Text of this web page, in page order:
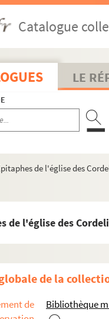
Catalogue
LE
de l'église des
de l'église des
de la
de
Bibliothèque
des diverses
de fondation de l'hôpital de
de la municipalité du
des actes de fondation
des droictures... que
oeconomique des salines
des personnes qu'il
gravures en taille-douce
[par Jean-Jacques
du puits à muyre du
par le comte Jean de